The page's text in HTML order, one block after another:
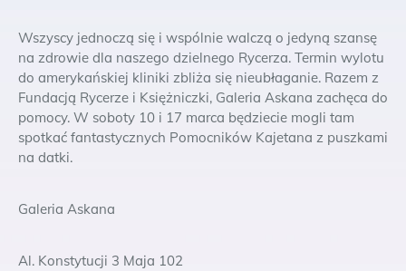
Wszyscy jednoczą się i wspólnie walczą o jedyną szansę
na zdrowie dla naszego dzielnego Rycerza. Termin wylotu
do amerykańskiej kliniki zbliża się nieubłaganie. Razem z
Fundacją Rycerze i Księżniczki, Galeria Askana zachęca do
pomocy. W soboty 10 i 17 marca będziecie mogli tam
spotkać fantastycznych Pomocników Kajetana z puszkami
na datki.
Galeria Askana
Al. Konstytucji 3 Maja 102